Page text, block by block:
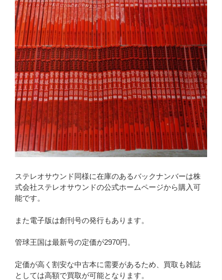
ステレオサウンド同様に在庫のあるバックナンバーは株
式会社ステレオサウンドの公式ホームページから購入可
能です。
また電子版は創刊号の発行もあります。
管球王国は最新号の定価が2970円。
定価が高く割安な中古本に需要があるため、買取も雑誌
としては高額で買取が可能となります。